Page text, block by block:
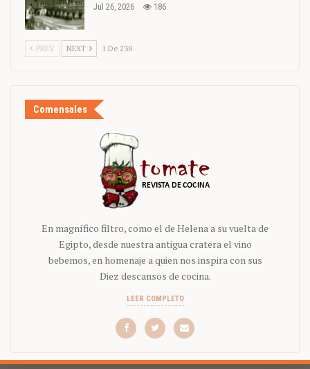
Jul 26, 2026 186
PREV NEXT 1 De 238
Comensales
En magnífico filtro, como el de Helena a su vuelta de
Egipto, desde nuestra antigua cratera el vino
bebemos, en homenaje a quien nos inspira con sus
Diez descansos de cocina.
LEER COMPLETO